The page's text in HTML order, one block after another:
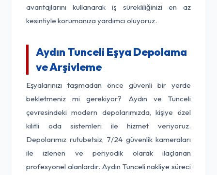
avantajlarını kullanarak iş sürekliliğinizi en az
kesintiyle korumanıza yardımcı oluyoruz.
Aydın Tunceli Eşya Depolama
ve Arşivleme
Eşyalarınızı taşımadan önce güvenli bir yerde
bekletmeniz mi gerekiyor? Aydın ve Tunceli
çevresindeki modern depolarımızda, kişiye özel
kilitli oda sistemleri ile hizmet veriyoruz.
Depolarımız rutubetsiz, 7/24 güvenlik kameraları
ile izlenen ve periyodik olarak ilaçlanan
profesyonel alanlardır. Aydın Tunceli nakliye süreci